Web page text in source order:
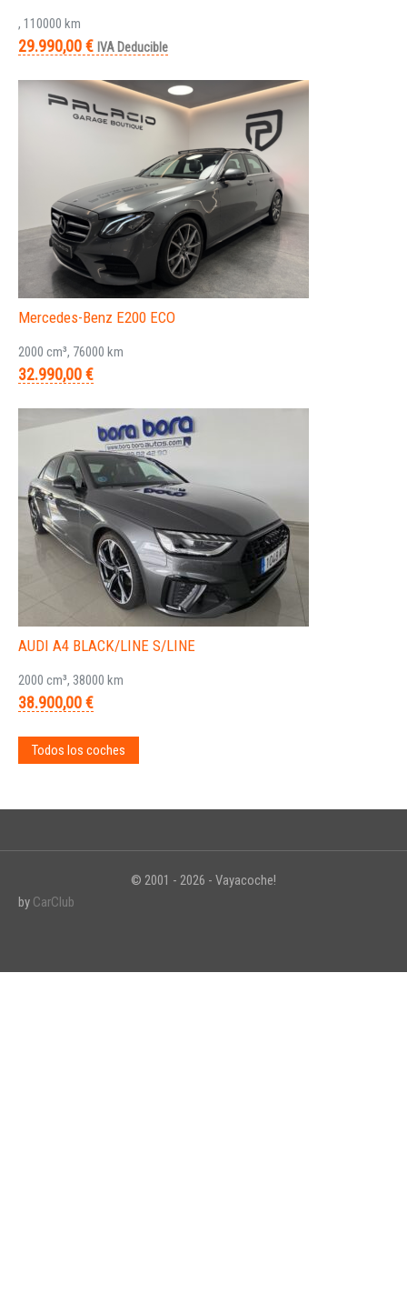
, 110000 km
29.990,00 € IVA Deducible
Mercedes-Benz E200 ECO
2000 cm³, 76000 km
32.990,00 €
AUDI A4 BLACK/LINE S/LINE
2000 cm³, 38000 km
38.900,00 €
Todos los coches
© 2001 - 2026 - Vayacoche!
by CarClub